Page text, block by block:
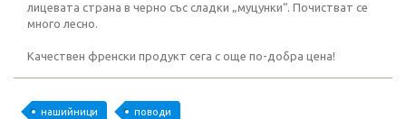
лицевата страна в черно със сладки „муцунки“. Почистват се
много лесно.
Качествен френски продукт сега с още по-добра цена!
нашийници поводи